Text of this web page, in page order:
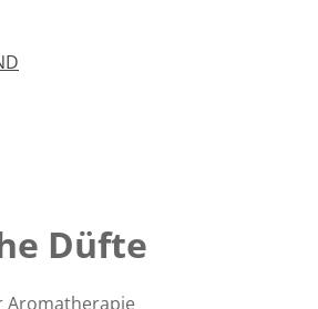
Düfte
Aromatherapie